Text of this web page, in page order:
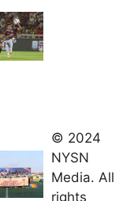
umum
Kejurnas
Panahan
© 2024
NYSN
Media. All
rights